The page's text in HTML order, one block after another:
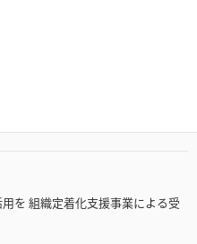
を 組織定着化支援事業による受